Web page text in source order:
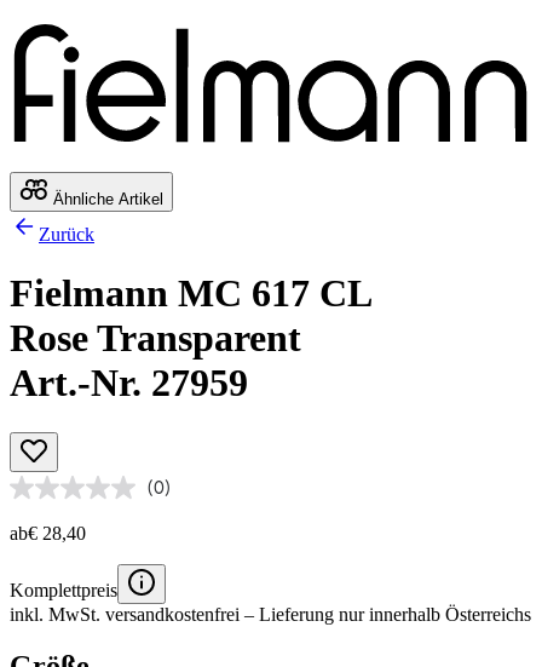
Ähnliche Artikel
Zurück
Fielmann MC 617 CL
Rose Transparent
Art.-Nr. 27959
(0)
ab€ 28,40
Komplettpreis
inkl. MwSt. versandkostenfrei – Lieferung nur innerhalb Österreichs